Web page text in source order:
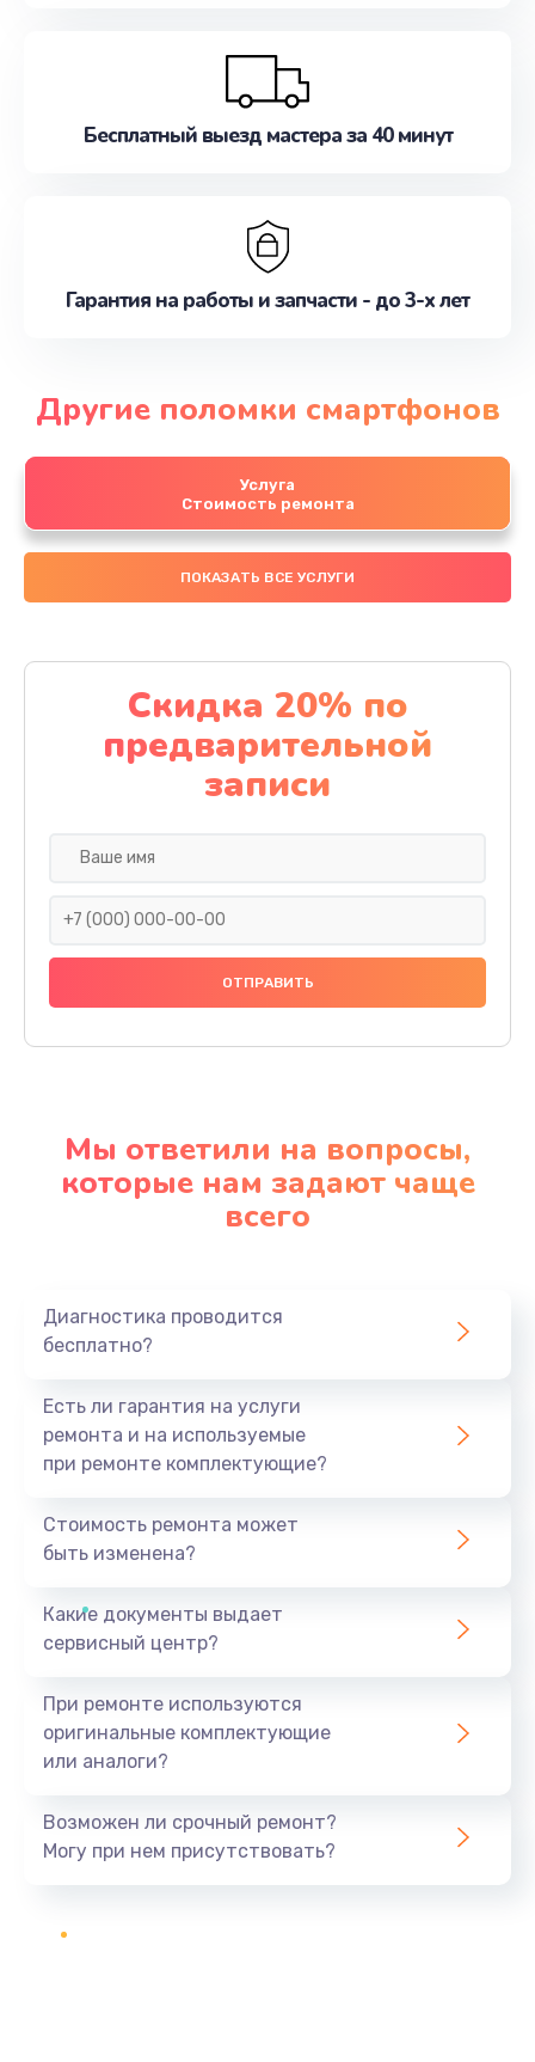
Бесплатный выезд мастера за 40 минут
Гарантия на работы и запчасти - до 3-х лет
Другие поломки смартфонов
Услуга
Стоимость ремонта
ПОКАЗАТЬ ВСЕ УСЛУГИ
Скидка 20% по
предварительной
записи
Мы ответили на вопросы,
которые нам задают чаще
всего
Диагностика проводится
бесплатно?
Есть ли гарантия на услуги
ремонта и на используемые
при ремонте комплектующие?
Стоимость ремонта может
быть изменена?
Какие документы выдает
сервисный центр?
При ремонте используются
оригинальные комплектующие
или аналоги?
Возможен ли срочный ремонт?
Могу при нем присутствовать?